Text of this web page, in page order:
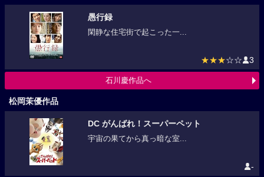
愚行録
閑静な住宅街で起こった一...
★★★☆☆ 3
石川慶作品へ
松岡茉優作品
DC がんばれ！スーパーペット
宇宙の果てから真っ暗な室...
-